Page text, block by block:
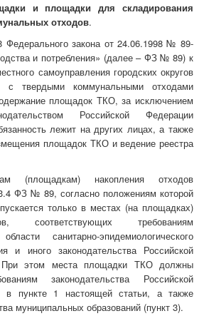
и площадки для складирования
отходов.
Федерального закона от 24.06.1998 № 89-
и потребления» (далее – ФЗ № 89) к
самоуправления городских округов
с твердыми коммунальными отходами
площадок ТКО, за исключением
Российской Федерации
лежит на других лицах, а также
площадок ТКО и ведение реестра
(площадкам) накопления отходов
ФЗ № 89, согласно положениям которой
только в местах (на площадках)
соответствующих требованиям
санитарно-эпидемиологического
и иного законодательства Российской
При этом места площадки ТКО должны
законодательства Российской
в пункте 1 настоящей статьи, а также
муниципальных образований (пункт 3).